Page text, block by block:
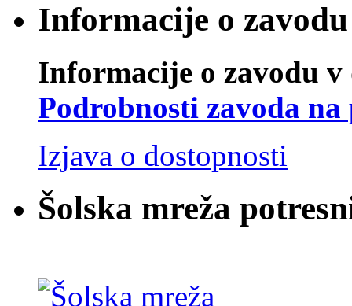
Informacije o
Informacije o zavodu
Podrobnosti zavoda
Izjava o dostopnosti
Šolska mreža